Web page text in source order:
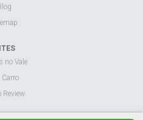
no Vale
Carro
Review